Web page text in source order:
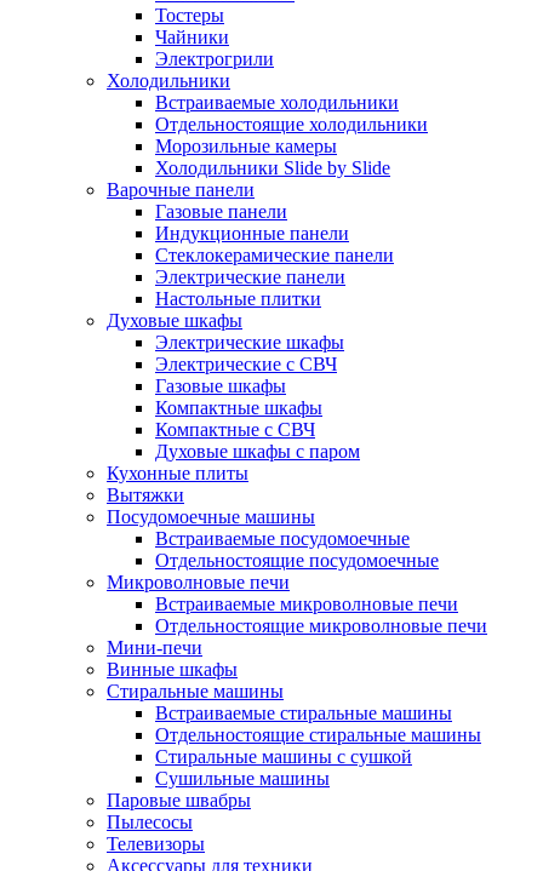
Тостеры
Чайники
Электрогрили
Холодильники
Встраиваемые холодильники
Отдельностоящие холодильники
Морозильные камеры
Холодильники Slide by Slide
Варочные панели
Газовые панели
Индукционные панели
Стеклокерамические панели
Электрические панели
Настольные плитки
Духовые шкафы
Электрические шкафы
Электрические с СВЧ
Газовые шкафы
Компактные шкафы
Компактные с СВЧ
Духовые шкафы с паром
Кухонные плиты
Вытяжки
Посудомоечные машины
Встраиваемые посудомоечные
Отдельностоящие посудомоечные
Микроволновые печи
Встраиваемые микроволновые печи
Отдельностоящие микроволновые печи
Мини-печи
Винные шкафы
Стиральные машины
Встраиваемые стиральные машины
Отдельностоящие стиральные машины
Стиральные машины с сушкой
Сушильные машины
Паровые швабры
Пылесосы
Телевизоры
Аксессуары для техники